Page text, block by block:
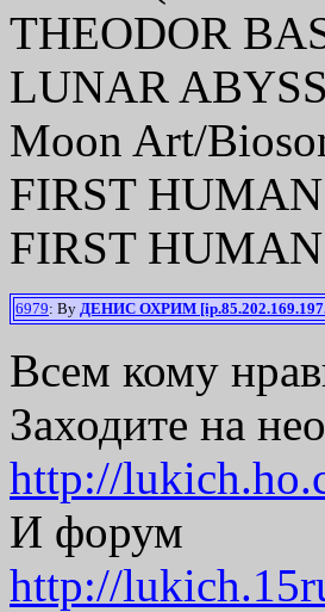
THEODOR
LUNAR
Moon Art/
FIRST
FIRST HUMAN
6979: By ДЕНИС ОХРИМ
Всем кому
Заходите на
http://
И форум
http://